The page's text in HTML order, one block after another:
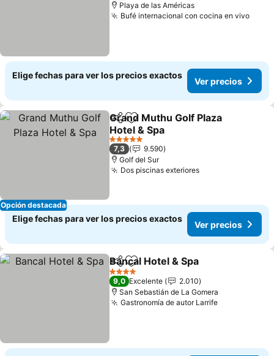
Playa de las Américas
Bufé internacional con cocina en vivo
Elige fechas para ver los precios exactos
Ver precios
Opción destacada
CompartirAgregar a favoritos
Grand Muthu Golf Plaza
Hotel & Spa
5 Estrellas
7,3
9.590
Golf del Sur
Dos piscinas exteriores
Elige fechas para ver los precios exactos
Ver precios
CompartirAgregar a favoritos
Bancal Hotel & Spa
4 Estrellas
9,0 Excelente
2.010
San Sebastián de La Gomera
Gastronomía de autor Larrife